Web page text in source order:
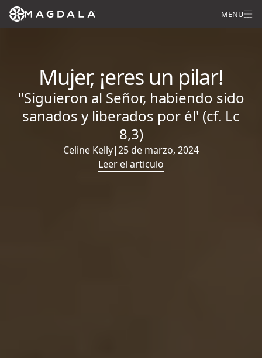
MENU
Mujer, ¡eres un pilar!
"Siguieron al Señor, habiendo sido
sanados y liberados por él' (cf. Lc
8,3)
Celine Kelly|25 de marzo, 2024
Leer el articulo